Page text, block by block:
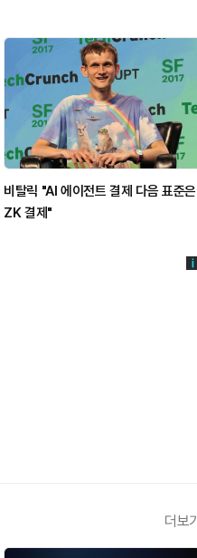
비탈릭 "AI 에이전트 결제 다음 표준은
ZK 결제"
더보기